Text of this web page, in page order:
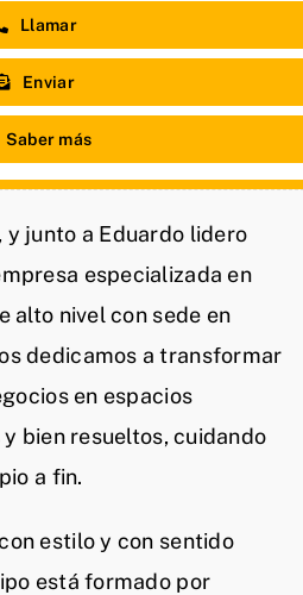
y junto a Eduardo lidero
especializada en
alto nivel con sede en
dedicamos a transformar
en espacios
bien resueltos, cuidando
a fin.
estilo y con sentido
está formado por
Llamar
Enviar
Saber más